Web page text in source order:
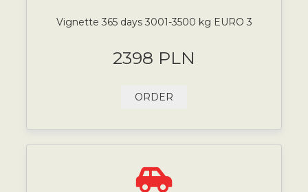
Vignette 365 days 3001-3500 kg EURO 3
2398 PLN
ORDER